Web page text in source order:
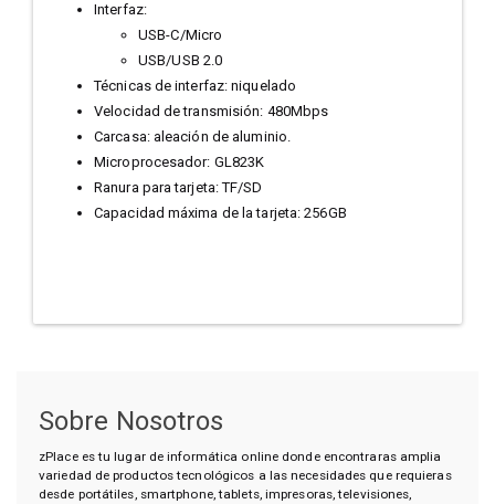
Interfaz:
USB-C/Micro
USB/USB 2.0
Técnicas de interfaz: niquelado
Velocidad de transmisión: 480Mbps
Carcasa: aleación de aluminio.
Microprocesador: GL823K
Ranura para tarjeta: TF/SD
Capacidad máxima de la tarjeta: 256GB
Sobre Nosotros
zPlace es tu lugar de informática online donde encontraras amplia
variedad de productos tecnológicos a las necesidades que requieras
desde portátiles, smartphone, tablets, impresoras, televisiones,